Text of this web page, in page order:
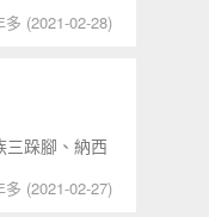
多 (2021-02-28)
三跺腳、納西
多 (2021-02-27)